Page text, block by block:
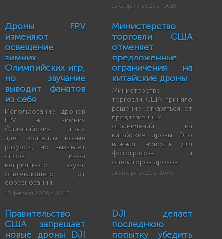
12 февраля 2026 г., 06:15
Дроны FPV
изменяют
освещение
зимних
Олимпийских игр,
но звучание
выводит фанатов
из себя
Использование дронов
FPV на зимних
Олимпийских играх
дает зрителям новые
ракурсы, но вызывает
споры из-за
неприятного звука,
отвлекающего от
соревнований.
10 февраля 2026 г., 12:15
Министерство
торговли США
отменяет
предложенные
ограничения на
китайские дроны
Министерство
торговли США приняло
решение отказаться от
предложенных
ограничений на
китайские дроны. Это
важная новость для
фотографов и
операторов дронов.
14 января 2026 г., 16:45
Правительство
США запрещает
новые дроны DJI
DJI делает
последнюю
попытку убедить